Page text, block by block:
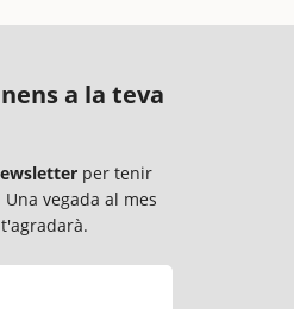
a la teva
per tenir
vegada al mes